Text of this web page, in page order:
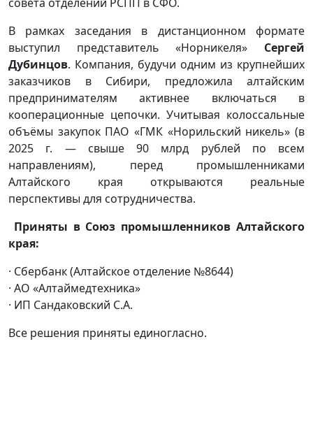
В рамках заседания в дистанционном формате
выступил представитель «Норникеля» Сергей
Дубинцов. Компания, будучи одним из крупнейших
заказчиков в Сибири, предложила алтайским
предпринимателям активнее включаться в
кооперационные цепочки. Учитывая колоссальные
объёмы закупок ПАО «ГМК «Норильский никель» (в
2025 г. — свыше 90 млрд рублей по всем
направлениям), перед промышленниками
Алтайского края открываются реальные
перспективы для сотрудничества.
Приняты в Союз промышленников Алтайского
края:
· Сбербанк (Алтайское отделение №8644)
· АО «Алтаймедтехника»
· ИП Сандаковский С.А.
Все решения приняты единогласно.